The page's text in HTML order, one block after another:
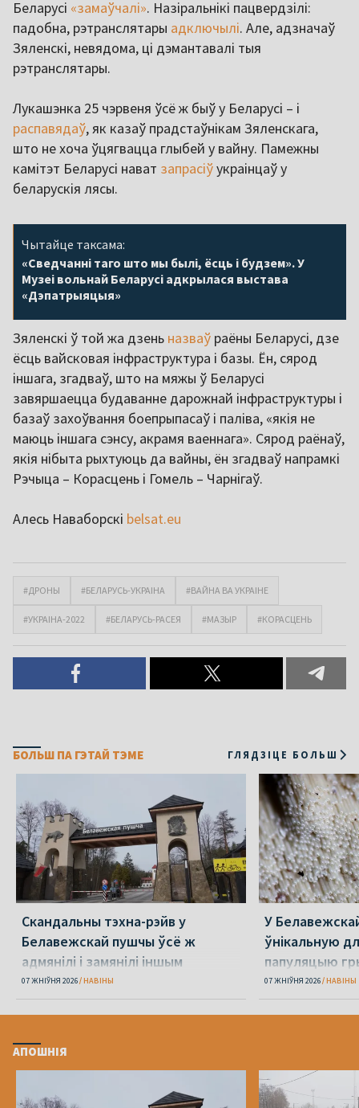
Беларусі «замаўчалі». Назіральнікі пацвердзілі:
падобна, рэтранслятары адключылі. Але, адзначаў
Зяленскі, невядома, ці дэмантавалі тыя
рэтранслятары.
Лукашэнка 25 чэрвеня ўсё ж быў у Беларусі – і
распавядаў, як казаў прадстаўнікам Зяленскага,
што не хоча ўцягвацца глыбей у вайну. Памежны
камітэт Беларусі нават запрасіўукраінцаў у
беларускія лясы.
Чытайце таксама:
«Сведчанні таго што мы былі, ёсць і будзем». У
Музеі вольнай Беларусі адкрылася выстава
«Дэпатрыяцыя»
Зяленскі ў той жа дзень назваў раёны Беларусі, дзе
ёсць вайсковая інфраструктура і базы. Ён, сярод
іншага, згадваў, што на мяжы ў Беларусі
завяршаецца будаванне дарожнай інфраструктуры і
базаў захоўвання боепрыпасаў і паліва, «якія не
маюць іншага сэнсу, акрамя ваеннага». Сярод раёнаў,
якія нібыта рыхтуюць да вайны, ён згадваў напрамкі
Рэчыца – Корасцень і Гомель – Чарнігаў.
Алесь Наваборскі belsat.eu
#ДРОНЫ #БЕЛАРУСЬ-УКРАІНА #ВАЙНА ВА УКРАІНЕ
#УКРАІНА-2022 #БЕЛАРУСЬ-РАСЕЯ #МАЗЫР #КОРАСЦЕНЬ
БОЛЬШ ПА ГЭТАЙ ТЭМЕ ГЛЯДЗІЦЕ БОЛЬШ
Скандальны тэхна-рэйв у
Белавежскай пушчы ўсё ж
адмянілі і замянілі іншым
07 ЖНІЎНЯ 2026 НАВІНЫ
У
ўнікальную
папуляцыю
07 ЖНІЎНЯ 2026 НАВІНЫ
АПОШНІЯ